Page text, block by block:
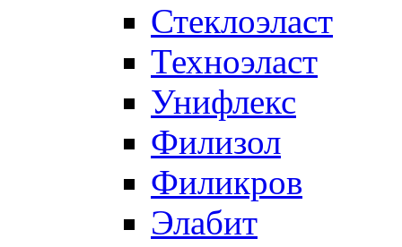
Стеклоэласт
Техноэласт
Унифлекс
Филизол
Филикров
Элабит